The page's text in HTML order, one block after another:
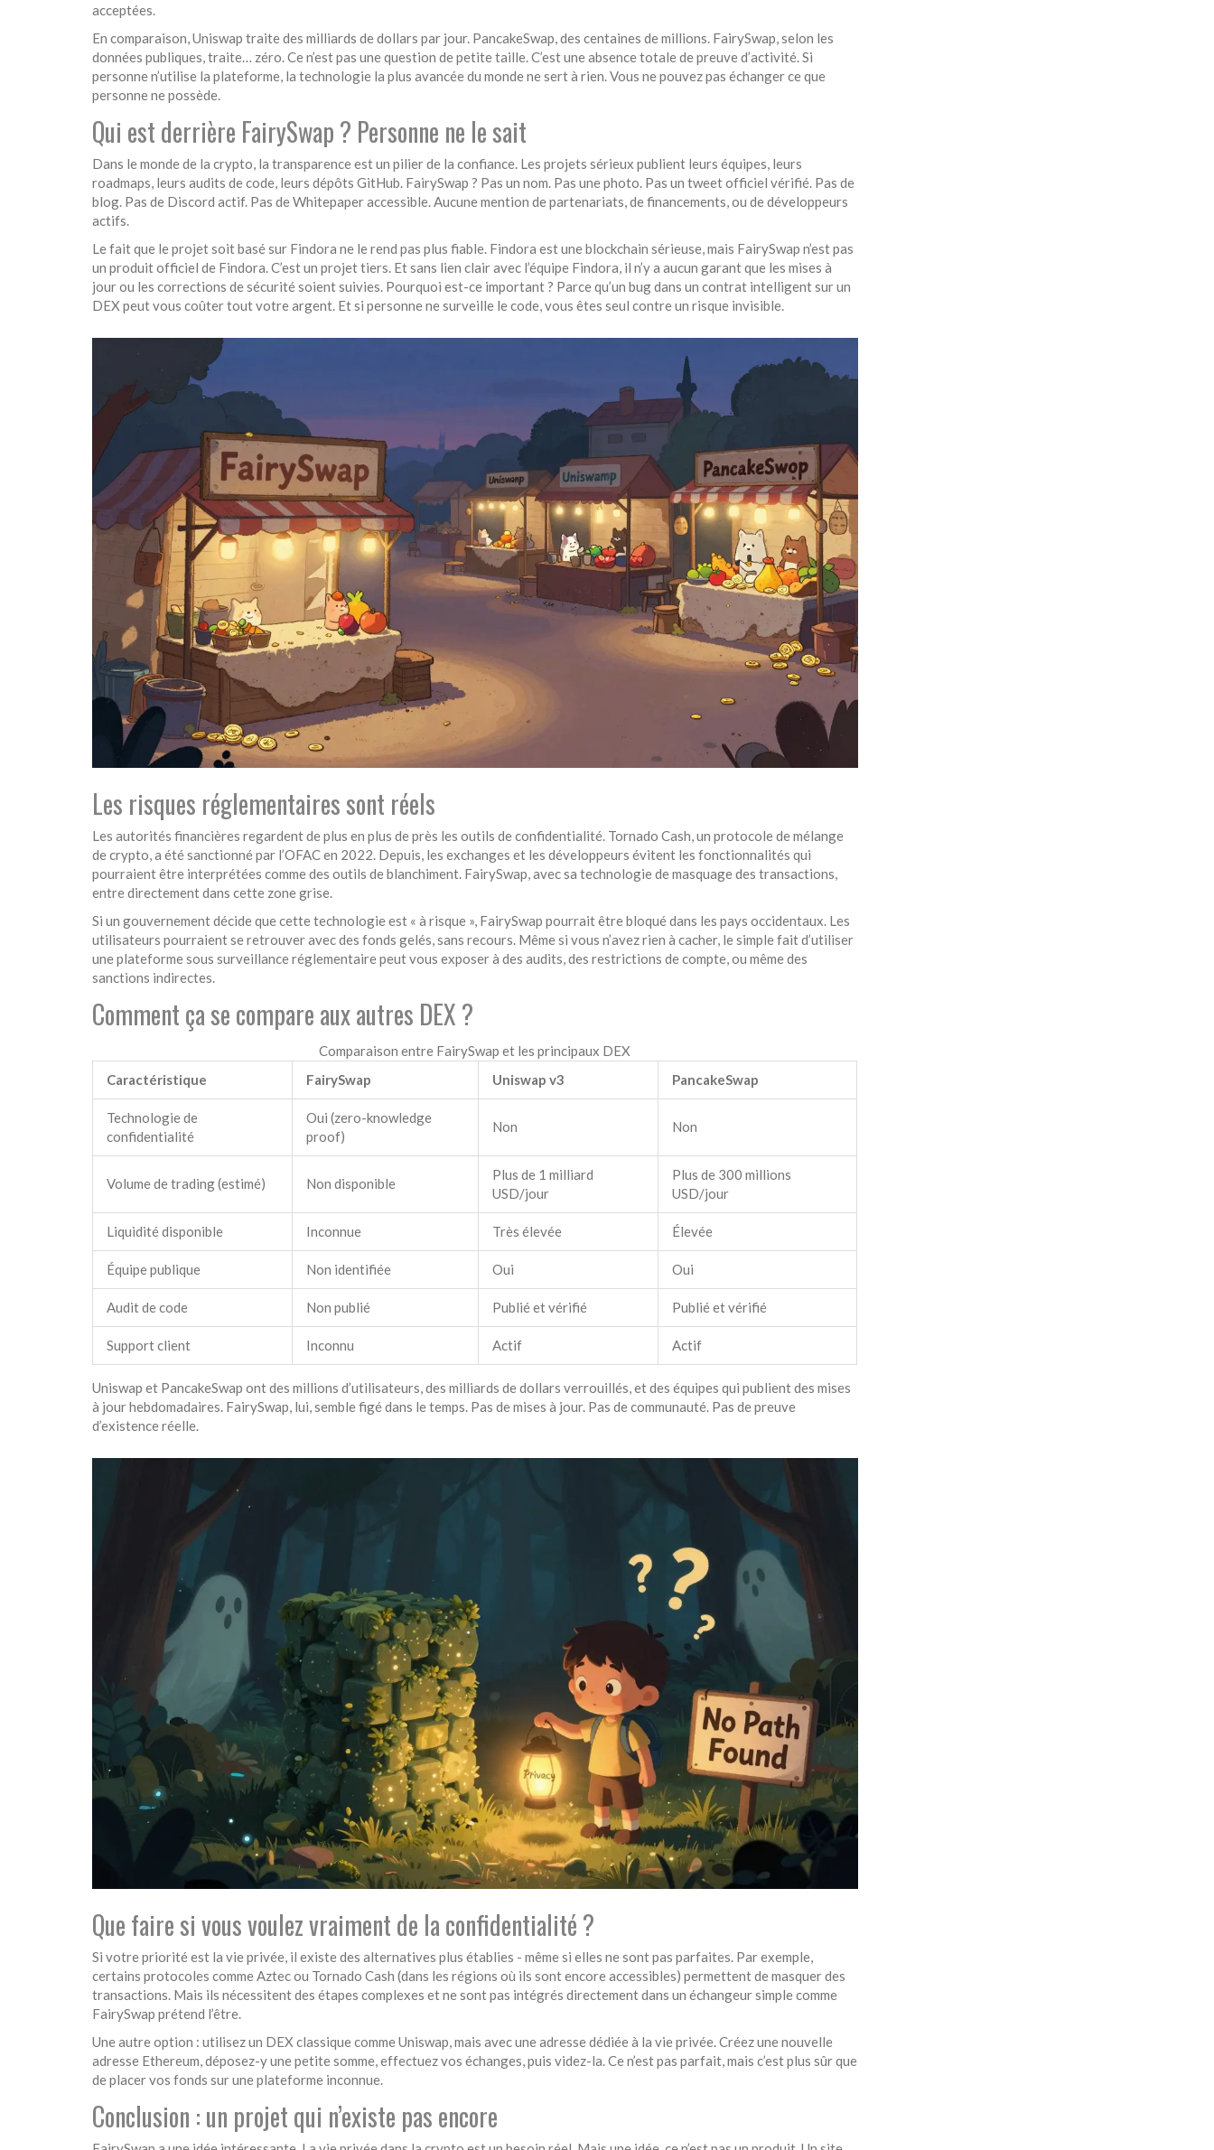
acceptées.
En comparaison, Uniswap traite des milliards de dollars par jour. PancakeSwap, des centaines de millions. FairySwap, selon les
données publiques, traite… zéro. Ce n’est pas une question de petite taille. C’est une absence totale de preuve d’activité. Si
personne n’utilise la plateforme, la technologie la plus avancée du monde ne sert à rien. Vous ne pouvez pas échanger ce que
personne ne possède.
Qui est derrière FairySwap ? Personne ne le sait
Dans le monde de la crypto, la transparence est un pilier de la confiance. Les projets sérieux publient leurs équipes, leurs
roadmaps, leurs audits de code, leurs dépôts GitHub. FairySwap ? Pas un nom. Pas une photo. Pas un tweet officiel vérifié. Pas de
blog. Pas de Discord actif. Pas de Whitepaper accessible. Aucune mention de partenariats, de financements, ou de développeurs
actifs.
Le fait que le projet soit basé sur Findora ne le rend pas plus fiable. Findora est une blockchain sérieuse, mais FairySwap n’est pas
un produit officiel de Findora. C’est un projet tiers. Et sans lien clair avec l’équipe Findora, il n’y a aucun garant que les mises à
jour ou les corrections de sécurité soient suivies. Pourquoi est-ce important ? Parce qu’un bug dans un contrat intelligent sur un
DEX peut vous coûter tout votre argent. Et si personne ne surveille le code, vous êtes seul contre un risque invisible.
Les risques réglementaires sont réels
Les autorités financières regardent de plus en plus de près les outils de confidentialité. Tornado Cash, un protocole de mélange
de crypto, a été sanctionné par l’OFAC en 2022. Depuis, les exchanges et les développeurs évitent les fonctionnalités qui
pourraient être interprétées comme des outils de blanchiment. FairySwap, avec sa technologie de masquage des transactions,
entre directement dans cette zone grise.
Si un gouvernement décide que cette technologie est « à risque », FairySwap pourrait être bloqué dans les pays occidentaux. Les
utilisateurs pourraient se retrouver avec des fonds gelés, sans recours. Même si vous n’avez rien à cacher, le simple fait d’utiliser
une plateforme sous surveillance réglementaire peut vous exposer à des audits, des restrictions de compte, ou même des
sanctions indirectes.
Comment ça se compare aux autres DEX ?
Comparaison entre FairySwap et les principaux DEX
Caractéristique
FairySwap Uniswap v3 PancakeSwap
Technologie de
confidentialité
Oui (zero-knowledge
proof)
Non Non
Volume de trading (estimé) Non disponible
Plus de 1 milliard
USD/jour
Plus de 300 millions
USD/jour
Liquidité disponible Inconnue Très élevée Élevée
Équipe publique Non identifiée Oui Oui
Audit de code Non publié Publié et vérifié Publié et vérifié
Support client Inconnu Actif Actif
Uniswap et PancakeSwap ont des millions d’utilisateurs, des milliards de dollars verrouillés, et des équipes qui publient des mises
à jour hebdomadaires. FairySwap, lui, semble figé dans le temps. Pas de mises à jour. Pas de communauté. Pas de preuve
d’existence réelle.
Que faire si vous voulez vraiment de la confidentialité ?
Si votre priorité est la vie privée, il existe des alternatives plus établies - même si elles ne sont pas parfaites. Par exemple,
certains protocoles comme Aztec ou Tornado Cash (dans les régions où ils sont encore accessibles) permettent de masquer des
transactions. Mais ils nécessitent des étapes complexes et ne sont pas intégrés directement dans un échangeur simple comme
FairySwap prétend l’être.
Une autre option : utilisez un DEX classique comme Uniswap, mais avec une adresse dédiée à la vie privée. Créez une nouvelle
adresse Ethereum, déposez-y une petite somme, effectuez vos échanges, puis videz-la. Ce n’est pas parfait, mais c’est plus sûr que
de placer vos fonds sur une plateforme inconnue.
Conclusion : un projet qui n’existe pas encore